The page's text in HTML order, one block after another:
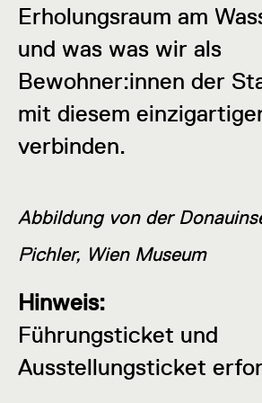
Erholungsraum am
und was was wir als
Bewohner:innen der
mit diesem
verbinden.
Abbildung von der
Pichler, Wien Museum
Hinweis:
Führungsticket und
Ausstellungsticket